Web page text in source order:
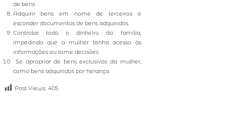
de bens
Adquirir bens em nome de terceiros e
esconder documentos de bens adquiridos
⁠Controlar todo o dinheiro da família,
impedindo que a mulher tenha acesso às
informações ou tome decisões
⁠Se apropriar de bens exclusivos da mulher,
como bens adquiridos por herança.
Post Views: 405